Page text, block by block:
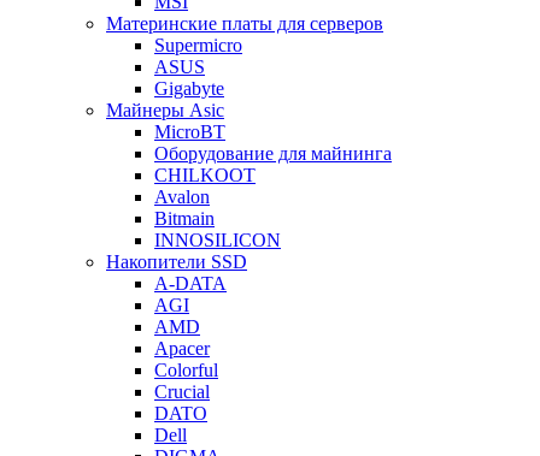
Материнские платы для серверов
Supermicro
ASUS
Gigabyte
Майнеры Asic
MicroBT
Оборудование для майнинга
CHILKOOT
Avalon
Bitmain
INNOSILICON
Накопители SSD
A-DATA
AGI
AMD
Apacer
Colorful
Crucial
DATO
Dell